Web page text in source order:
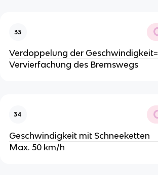
33
Verdoppelung der Geschwindigkeit=
Vervierfachung des Bremswegs
34
Geschwindigkeit mit Schneeketten
Max. 50 km/h